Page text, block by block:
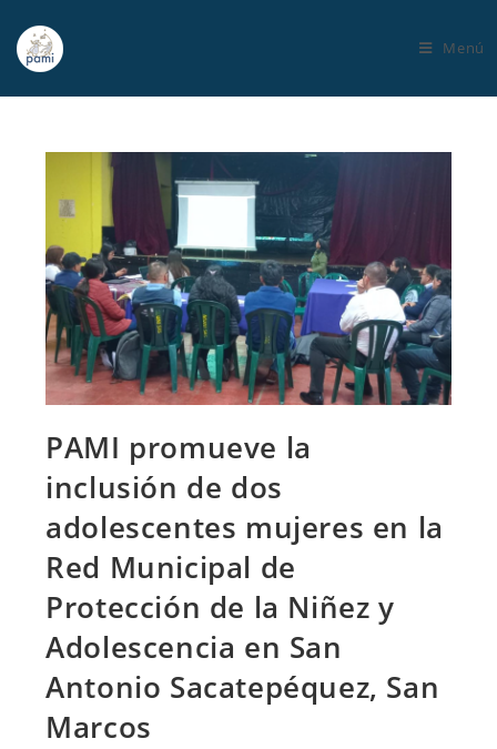
Menú
PAMI promueve la
inclusión de dos
adolescentes mujeres en la
Red Municipal de
Protección de la Niñez y
Adolescencia en San
Antonio Sacatepéquez, San
Marcos